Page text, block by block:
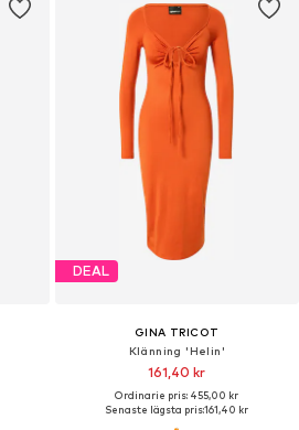
DEAL
GINA TRICOT
Klänning 'Helin'
161,40 kr
Ordinarie pris: 455,00 kr
Senaste lägsta pris:161,40 kr